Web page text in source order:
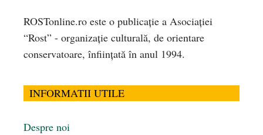
ROSTonline.ro este o publicaţie a Asociaţiei
“Rost” - organizaţie culturală, de orientare
conservatoare, înfiinţată în anul 1994.
INFORMATII UTILE
Despre noi